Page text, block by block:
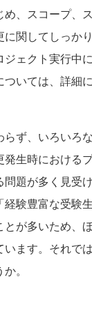
、スコープ、
に関してしっか
ェクト実行中
ついては、詳細
ず、いろいろ
発生時における
問題が多く見受
経験豊富な受験
が多いため、
います。それで
。